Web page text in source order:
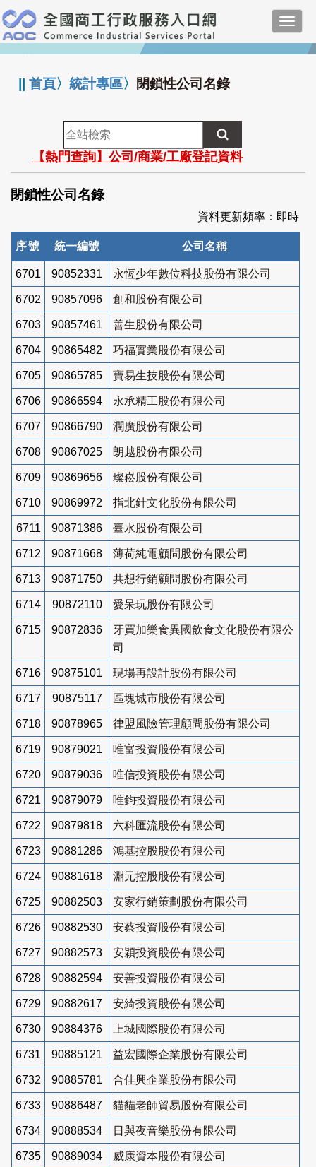
跳
到
主
要
:::
||首頁〉統計專區〉 閉鎖性公司名錄
全
站
檢
索
【熱門查詢】公司/商業/工廠登記資料
閉鎖性公司名錄
資料更新頻率：即時
序號 統一編號 公司名稱
6701 90852331 永恆少年數位科技股份有限公司
6702 90857096 創和股份有限公司
6703 90857461 善生股份有限公司
6704 90865482 巧福實業股份有限公司
6705 90865785 寶易生技股份有限公司
6706 90866594 永承精工股份有限公司
6707 90866790 潤廣股份有限公司
6708 90867025 朗越股份有限公司
6709 90869656 璨崧股份有限公司
6710 90869972 指北針文化股份有限公司
6711 90871386 臺水股份有限公司
6712 90871668 薄荷純電顧問股份有限公司
6713 90871750 共想行銷顧問股份有限公司
6714 90872110 愛呆玩股份有限公司
6715 90872836
牙買加樂食異國飲食文化股份有限公
司
6716 90875101 現場再設計股份有限公司
6717 90875117 區塊城市股份有限公司
6718 90878965 律盟風險管理顧問股份有限公司
6719 90879021 唯富投資股份有限公司
6720 90879036 唯信投資股份有限公司
6721 90879079 唯鈞投資股份有限公司
6722 90879818 六科匯流股份有限公司
6723 90881286 鴻基控股股份有限公司
6724 90881618 淵元控股股份有限公司
6725 90882503 安家行銷策劃股份有限公司
6726 90882530 安蔡投資股份有限公司
6727 90882573 安穎投資股份有限公司
6728 90882594 安善投資股份有限公司
6729 90882617 安綺投資股份有限公司
6730 90884376 上城國際股份有限公司
6731 90885121 益宏國際企業股份有限公司
6732 90885781 合佳興企業股份有限公司
6733 90886487 貓貓老師貿易股份有限公司
6734 90888534 日與夜音樂股份有限公司
6735 90889034 威康資本股份有限公司